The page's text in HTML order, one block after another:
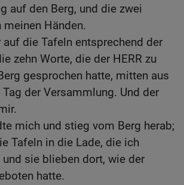
auf den Berg, und die zwei
meinen Händen.
auf die Tafeln entsprechend der
zehn Worte, die der HERR zu
gesprochen hatte, mitten aus
der Versammlung. Und der
mich und stieg vom Berg herab;
Tafeln in die Lade, die ich
sie blieben dort, wie der
hatte.